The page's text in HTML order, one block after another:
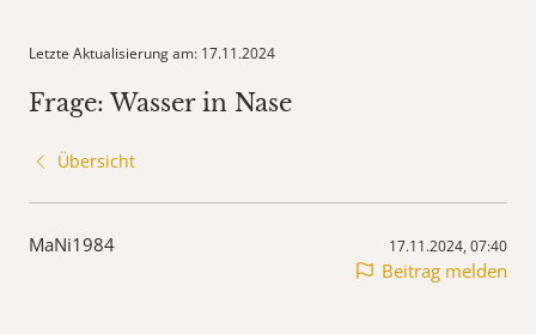
Letzte Aktualisierung am: 17.11.2024
Frage: Wasser in Nase
Übersicht
MaNi1984 17.11.2024, 07:40
Beitrag melden